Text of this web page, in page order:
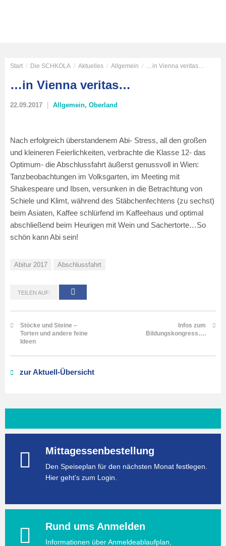
Start / Die SCHKOLA / Aktuelles / Allgemein / …in Vienna veritas…
…in Vienna veritas…
22.09.2017 Allgemein, Oberland
Nach erfolgreich überstandenem Abi- Stress, all den großen
und kleineren Feierlichkeiten, verbrachte die Klasse 12- das
Optimum- die Abschlussfahrt äußerst genussvoll in Wien:
Tanzbeobachtungen im Volksgarten, im Meeting mit
Shakespeare und Ibsen, versunken in die Betrachtung von
Schiele und Klimt, während des Stäbchenfechtens (zu sechst)
beim Asiaten, Kaffee schlürfend im Kaffeehaus und optimal
abschließend beim Heurigen mit Wein und Sachertorte…So
schön kann Abi sein!
Abitur 2017 Abschlussfahrt
TEILEN AUF:
Stöcke und Steine –
Torten und andere feine
Ideen
Infos zum
Bildungskongress….
zur Aktuell-Übersicht
Mittagessenbestellung
Den Speiseplan für den nächsten Monat festlegen.
Hier geht's zum Login.
Rund ums Anmelden
Informationen über Anmeldeablaufplan,